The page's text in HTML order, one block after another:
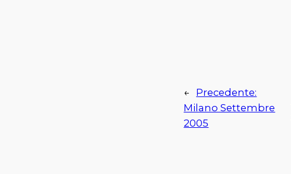
←
Precedente:
Milano Settembre
2005